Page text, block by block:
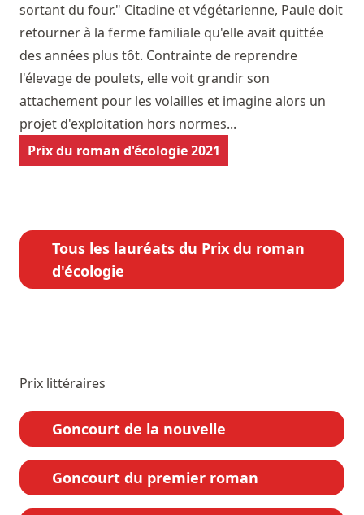
sortant du four." Citadine et végétarienne, Paule doit
retourner à la ferme familiale qu'elle avait quittée
des années plus tôt. Contrainte de reprendre
l'élevage de poulets, elle voit grandir son
attachement pour les volailles et imagine alors un
projet d'exploitation hors normes...
Prix du roman d'écologie 2021
Tous les lauréats du Prix du roman
d'écologie
Prix littéraires
Goncourt de la nouvelle
Goncourt du premier roman